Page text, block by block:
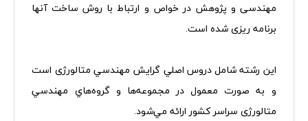
مهندسی و پژوهش در خواص و ارتباط با روش ساخت آنها
برنامه ریزی شده است.
اين رشته شامل دروس اصلي گرايش مهندسي متالورژی است
و به صورت معمول در مجموعه‌ها و گروه‌هاي مهندسي
متالورژی سراسر كشور ارائه مي‌شود.